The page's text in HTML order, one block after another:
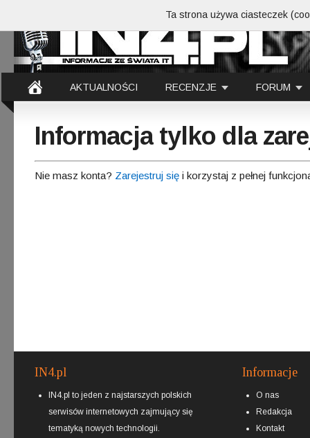
AKTUALNOŚCI RECENZJE FORUM
Informacja tylko dla
Nie masz konta? Zarejestruj się i korzystaj z pełnej
IN4.pl
IN4.pl to jeden z najstarszych polskich
serwisów internetowych zajmujący się
tematyką nowych technologii.
Informacje
O nas
Redakcja
Kontakt
Ta strona używa ciasteczek